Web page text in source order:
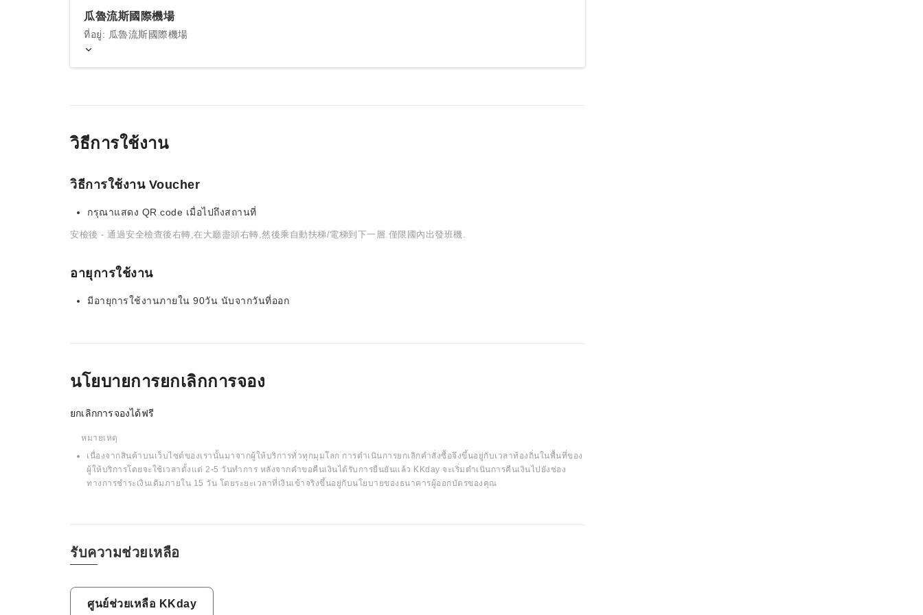
瓜魯流斯國際機場
ที่อยู่: 瓜魯流斯國際機場
วิธีการใช้งาน
วิธีการใช้งาน Voucher
กรุณาแสดง QR code เมื่อไปถึงสถานที่
安檢後 - 通過安全檢查後右轉,在大廳盡頭右轉,然後乘自動扶梯/電梯到下一層.僅限國內出發班機.
อายุการใช้งาน
มีอายุการใช้งานภายใน 90วัน นับจากวันที่ออก
นโยบายการยกเลิกการจอง
ยกเลิกการจองได้ฟรี
หมายเหตุ
เนื่องจากสินค้าบนเว็บไซต์ของเรานั้นมาจากผู้ให้บริการทั่วทุกมุมโลก การดำเนินการยกเลิกคำสั่งซื้อจึงขึ้นอยู่กับเวลาท้องถิ่นในพื้นที่ของ
ผู้ให้บริการโดยจะใช้เวลาตั้งแต่ 2-5 วันทำการ หลังจากคำขอคืนเงินได้รับการยืนยันแล้ว KKday จะเริ่มดำเนินการคืนเงินไปยังช่อง
ทางการชำระเงินเดิมภายใน 15 วัน โดยระยะเวลาที่เงินเข้าจริงขึ้นอยู่กับนโยบายของธนาคารผู้ออกบัตรของคุณ
รับความช่วยเหลือ
ศูนย์ช่วยเหลือ KKday